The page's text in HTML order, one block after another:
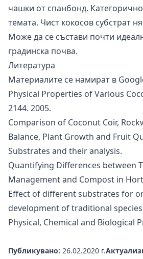
чашки от спанбонд.
темата. Чист кокосов субстрат
Може да се състави почти
градинска почва.
Литература
Материалите се намират в
Physical Properties of Various
2144. 2005.
Comparison of Coconut Coir,
Balance, Plant Growth and Fruit
Substrates and their analysis.
Quantifying Differences between
Management and Compost in
Effect of different substrates for
development of traditional
Physical, Chemical and Biological
Публикувано: 26.02.2020 г.